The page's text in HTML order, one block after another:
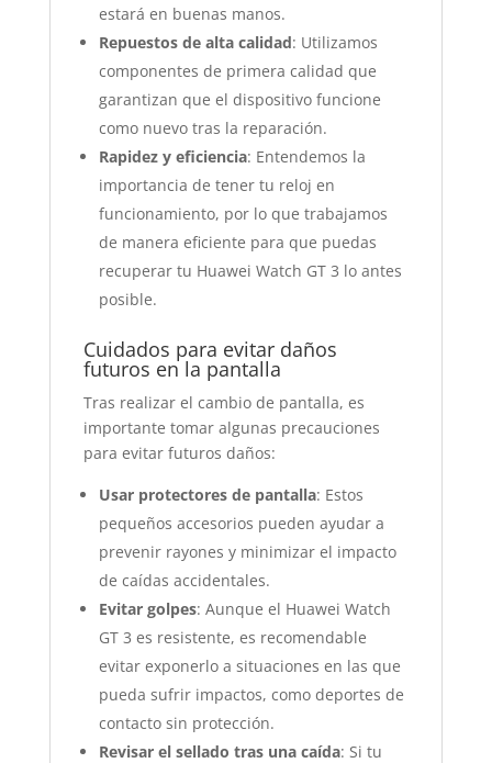
estará en buenas manos.
Repuestos de alta calidad: Utilizamos
componentes de primera calidad que
garantizan que el dispositivo funcione
como nuevo tras la reparación.
Rapidez y eficiencia: Entendemos la
importancia de tener tu reloj en
funcionamiento, por lo que trabajamos
de manera eficiente para que puedas
recuperar tu Huawei Watch GT 3 lo antes
posible.
Cuidados para evitar daños
futuros en la pantalla
Tras realizar el cambio de pantalla, es
importante tomar algunas precauciones
para evitar futuros daños:
Usar protectores de pantalla: Estos
pequeños accesorios pueden ayudar a
prevenir rayones y minimizar el impacto
de caídas accidentales.
Evitar golpes: Aunque el Huawei Watch
GT 3 es resistente, es recomendable
evitar exponerlo a situaciones en las que
pueda sufrir impactos, como deportes de
contacto sin protección.
Revisar el sellado tras una caída: Si tu